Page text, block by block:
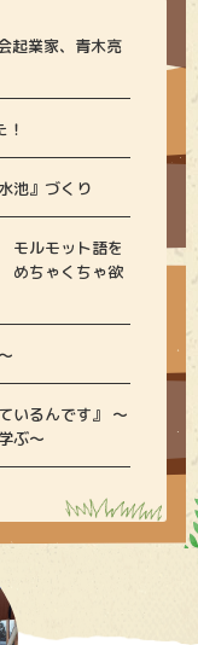
起業家、青木亮
池』づくり
モルモット語を
めちゃくちゃ欲
いるんです』 〜
ぶ〜